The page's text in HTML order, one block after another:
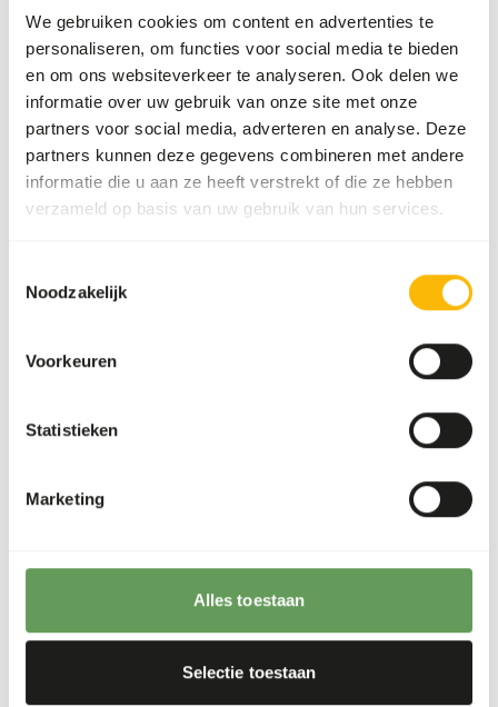
We gebruiken cookies om content en advertenties te
personaliseren, om functies voor social media te bieden
en om ons websiteverkeer te analyseren. Ook delen we
informatie over uw gebruik van onze site met onze
partners voor social media, adverteren en analyse. Deze
partners kunnen deze gegevens combineren met andere
informatie die u aan ze heeft verstrekt of die ze hebben
verzameld op basis van uw gebruik van hun services.
Noodzakelijk
Voorkeuren
Statistieken
Marketing
Alles toestaan
Selectie toestaan
Stimulates chewing for healthy digestion. • For a carefree
pregnancy and lactation period.
amount of feed the animals need, consider their condition
and the ambient temperature. • During the summer,
supplement with 200 g per day in order to fulfil the
minimal needs for minerals and vitamins. • Give ewes,
beginning from 6 weeks before breeding, some extra
handfuls of 5073 sheep pellet basic (5mm) or 5071 sheep
pellet. This contributes to optimal hormone housekeeping
and better fertility. • Supplement only during the first 12
give some more concentrates. • Build up gradually the
maximum of 1 kg per day and give unlimited hay • Make
sure there’s always enough fresh water and roughage.